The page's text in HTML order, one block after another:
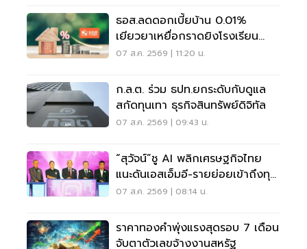
ธอส.ลดดอกเบี้ยบ้าน 0.01%
เยียวยาเหยื่อกราดยิงโรงเรียน
จ.นนทบุรี
07 ส.ค. 2569 | 11:20 น.
ก.ล.ต. ร่วม ธปท.ยกระดับกับดูแล
สกัดทุนเทา ธุรกิจสินทรัพย์ดิจิทัล
07 ส.ค. 2569 | 09:43 น.
“สุวัจน์”ชู AI พลิกเศรษฐกิจไทย
แนะดันเอสเอ็มอี-รายย่อยเข้าถึงทุน
ฝ่าวิกฤต
07 ส.ค. 2569 | 08:14 น.
ราคาทองคำพุ่งแรงสุดรอบ 7 เดือน
จับตาตัวเลขจ้างงานสหรัฐ